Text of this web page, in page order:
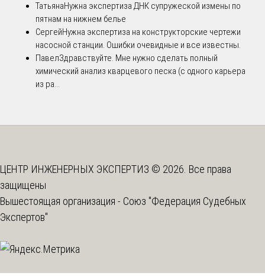
ТатьянаНужна экспертиза ДНК супружеской измены по
пятнам на нижнем белье
СергейНужна экспертиза на конструкторские чертежи
насосной станции. Ошибки очевидные и все известны.
ПавелЗдравствуйте. Мне нужно сделать полный
химический анализ кварцевого песка (с одного карьера
из ра...
ЦЕНТР ИНЖЕНЕРНЫХ ЭКСПЕРТИЗ © 2026. Все права
защищены
Вышестоящая организация - Союз "Федерация Судебных
Экспертов"